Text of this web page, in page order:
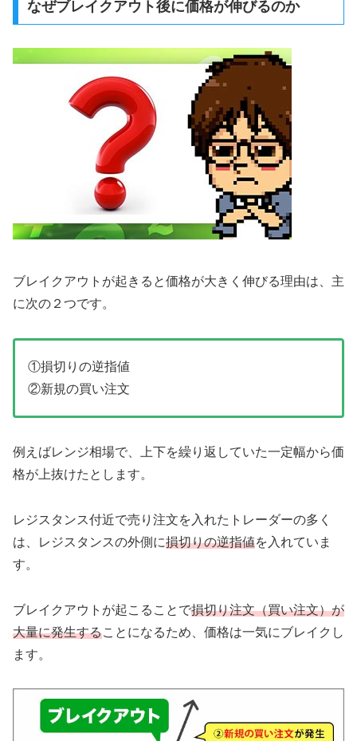
なぜブレイクアウト後に価格が伸びるのか
ブレイクアウトが起きると価格が大きく伸びる理由は、主
に次の２つです。
①損切りの逆指値
②新規の買い注文
例えばレンジ相場で、上下を繰り返していた一定幅から価
格が上抜けたとします。
レジスタンス付近で売り注文を入れたトレーダーの多く
は、レジスタンスの外側に損切りの逆指値を入れていま
す。
ブレイクアウトが起こることで損切り注文（買い注文）が
大量に発生することになるため、価格は一気にブレイクし
ます。